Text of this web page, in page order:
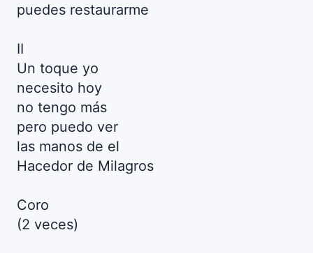
puedes restaurarme
II
Un toque yo
necesito hoy
no tengo más
pero puedo ver
las manos de el
Hacedor de Milagros
Coro
(2 veces)